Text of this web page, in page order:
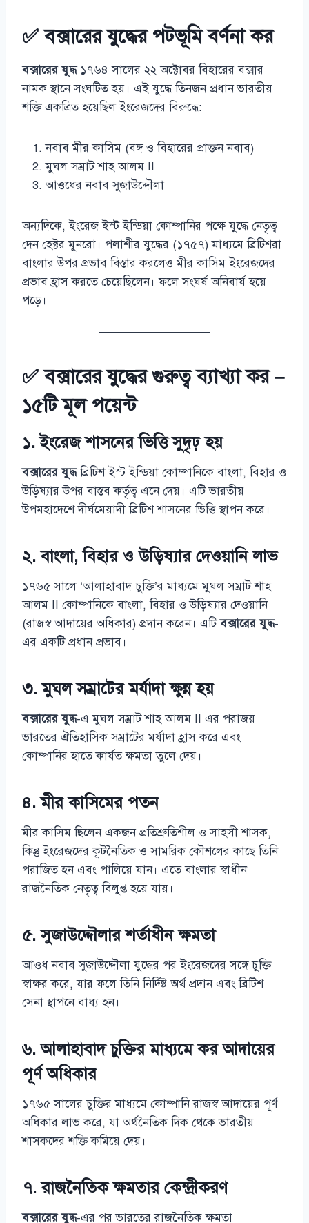
✅ বক্সারের যুদ্ধের পটভূমি বর্ণনা কর
বক্সারের যুদ্ধ১৭৬৪ সালের ২২ অক্টোবর বিহারের বক্সার
নামক স্থানে সংঘটিত হয়। এই যুদ্ধে তিনজন প্রধান ভারতীয়
শক্তি একত্রিত হয়েছিল ইংরেজদের বিরুদ্ধে:
নবাব মীর কাসিম (বঙ্গ ও বিহারের প্রাক্তন নবাব)
মুঘল সম্রাট শাহ আলম II
আওধের নবাব সুজাউদ্দৌলা
অন্যদিকে, ইংরেজ ইস্ট ইন্ডিয়া কোম্পানির পক্ষে যুদ্ধে নেতৃত্ব
দেন হেক্টর মুনরো। পলাশীর যুদ্ধের (১৭৫৭) মাধ্যমে ব্রিটিশরা
বাংলার উপর প্রভাব বিস্তার করলেও মীর কাসিম ইংরেজদের
প্রভাব হ্রাস করতে চেয়েছিলেন। ফলে সংঘর্ষ অনিবার্য হয়ে
পড়ে।
✅ বক্সারের যুদ্ধের গুরুত্ব ব্যাখ্যা কর –
১৫টি মূল পয়েন্ট
১. ইংরেজ শাসনের ভিত্তি সুদৃঢ় হয়
বক্সারের যুদ্ধব্রিটিশ ইস্ট ইন্ডিয়া কোম্পানিকে বাংলা, বিহার ও
উড়িষ্যার উপর বাস্তব কর্তৃত্ব এনে দেয়। এটি ভারতীয়
উপমহাদেশে দীর্ঘমেয়াদী ব্রিটিশ শাসনের ভিত্তি স্থাপন করে।
২. বাংলা, বিহার ও উড়িষ্যার দেওয়ানি লাভ
১৭৬৫ সালে ‘আলাহাবাদ চুক্তি’র মাধ্যমে মুঘল সম্রাট শাহ
আলম II কোম্পানিকে বাংলা, বিহার ও উড়িষ্যার দেওয়ানি
(রাজস্ব আদায়ের অধিকার) প্রদান করেন। এটিবক্সারের যুদ্ধ-
এর একটি প্রধান প্রভাব।
৩. মুঘল সম্রাটের মর্যাদা ক্ষুন্ন হয়
বক্সারের যুদ্ধ-এ মুঘল সম্রাট শাহ আলম II এর পরাজয়
ভারতের ঐতিহাসিক সম্রাটের মর্যাদা হ্রাস করে এবং
কোম্পানির হাতে কার্যত ক্ষমতা তুলে দেয়।
৪. মীর কাসিমের পতন
মীর কাসিম ছিলেন একজন প্রতিশ্রুতিশীল ও সাহসী শাসক,
কিন্তু ইংরেজদের কূটনৈতিক ও সামরিক কৌশলের কাছে তিনি
পরাজিত হন এবং পালিয়ে যান। এতে বাংলার স্বাধীন
রাজনৈতিক নেতৃত্ব বিলুপ্ত হয়ে যায়।
৫. সুজাউদ্দৌলার শর্তাধীন ক্ষমতা
আওধ নবাব সুজাউদ্দৌলা যুদ্ধের পর ইংরেজদের সঙ্গে চুক্তি
স্বাক্ষর করে, যার ফলে তিনি নির্দিষ্ট অর্থ প্রদান এবং ব্রিটিশ
সেনা স্থাপনে বাধ্য হন।
৬. আলাহাবাদ চুক্তির মাধ্যমে কর আদায়ের
পূর্ণ অধিকার
১৭৬৫ সালের চুক্তির মাধ্যমে কোম্পানি রাজস্ব আদায়ের পূর্ণ
অধিকার লাভ করে, যা অর্থনৈতিক দিক থেকে ভারতীয়
শাসকদের শক্তি কমিয়ে দেয়।
৭. রাজনৈতিক ক্ষমতার কেন্দ্রীকরণ
বক্সারের যুদ্ধ-এর পর ভারতের রাজনৈতিক ক্ষমতা